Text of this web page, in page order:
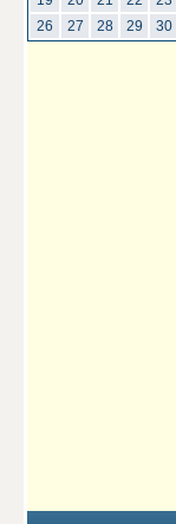
26
27 28 29 30